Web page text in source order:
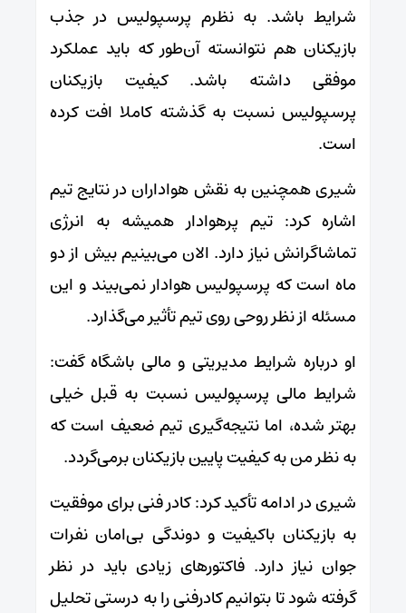
شرایط باشد. به نظرم پرسپولیس در جذب
بازیکنان هم نتوانسته آن‌طور که باید عملکرد
موفقی داشته باشد. کیفیت بازیکنان
پرسپولیس نسبت به گذشته کاملا افت کرده
است.
شیری همچنین به نقش هواداران در نتایج تیم
اشاره کرد: تیم پرهوادار همیشه به انرژی
تماشاگرانش نیاز دارد. الان می‌بینیم بیش از دو
ماه است که پرسپولیس هوادار نمی‌بیند و این
مسئله از نظر روحی روی تیم تأثیر می‌گذارد.
او درباره شرایط مدیریتی و مالی باشگاه گفت:
شرایط مالی پرسپولیس نسبت به قبل خیلی
بهتر شده، اما نتیجه‌گیری تیم ضعیف است که
به نظر من به کیفیت پایین بازیکنان برمی‌گردد.
شیری در ادامه تأکید کرد: کادر فنی برای موفقیت
به بازیکنان باکیفیت و دوندگی بی‌امان نفرات
جوان نیاز دارد. فاکتورهای زیادی باید در نظر
گرفته شود تا بتوانیم کادرفنی را به درستی تحلیل